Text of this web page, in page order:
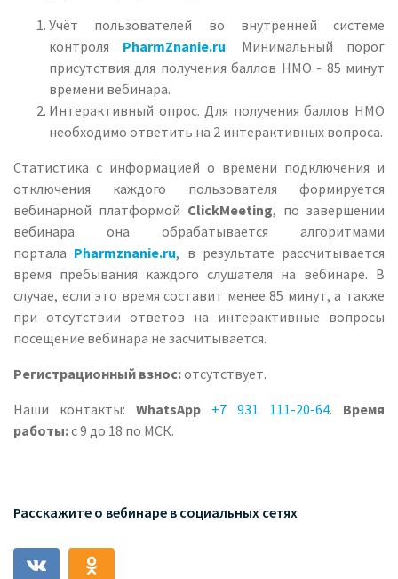
Учёт пользователей во внутренней системе
контроля PharmZnanie.ru. Минимальный порог
присутствия для получения баллов НМО - 85 минут
времени вебинара.
Интерактивный опрос. Для получения баллов НМО
необходимо ответить на 2 интерактивных вопроса.
Статистика с информацией о времени подключения и
отключения каждого пользователя формируется
вебинарной платформой ClickMeeting, по завершении
вебинара она обрабатывается алгоритмами
портала Pharmznanie.ru, в результате рассчитывается
время пребывания каждого слушателя на вебинаре. В
случае, если это время составит менее 85 минут, а также
при отсутствии ответов на интерактивные вопросы
посещение вебинара не засчитывается.
Регистрационный взнос:отсутствует.
Наши контакты: WhatsApp +7 931 111-20-64. Время
работы:с 9 до 18 по МСК.
Расскажите о вебинаре в социальных сетях